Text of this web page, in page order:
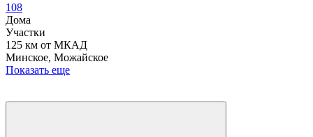
108
Дома
Участки
125 км от МКАД
Минское, Можайское
Показать еще